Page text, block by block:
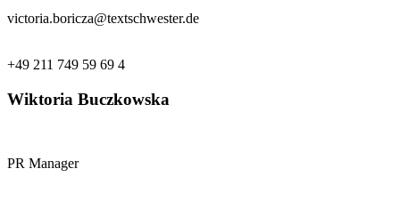
victoria.boricza@textschwester.de
+49 211 749 59 69 4
Wiktoria Buczkowska
PR Manager